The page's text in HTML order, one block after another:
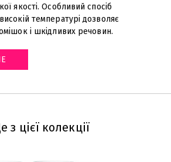
якості. Особливий спосіб
температурі дозволяє
і шкідливих речовин.
з цієї колекції